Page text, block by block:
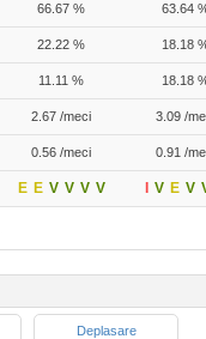
66.67 % 63.64
22.22 % 18.18
11.11 % 18.18
2.67 /meci 3.09 /
0.56 /meci 0.91 /
E E V V V V V E V
Deplasare